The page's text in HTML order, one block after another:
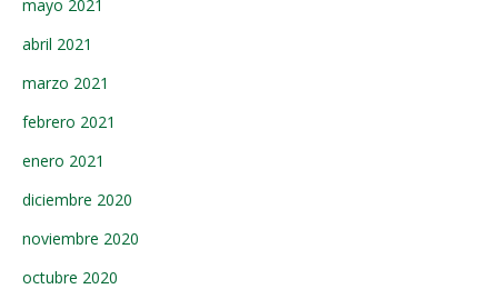
mayo 2021
abril 2021
marzo 2021
febrero 2021
enero 2021
diciembre 2020
noviembre 2020
octubre 2020